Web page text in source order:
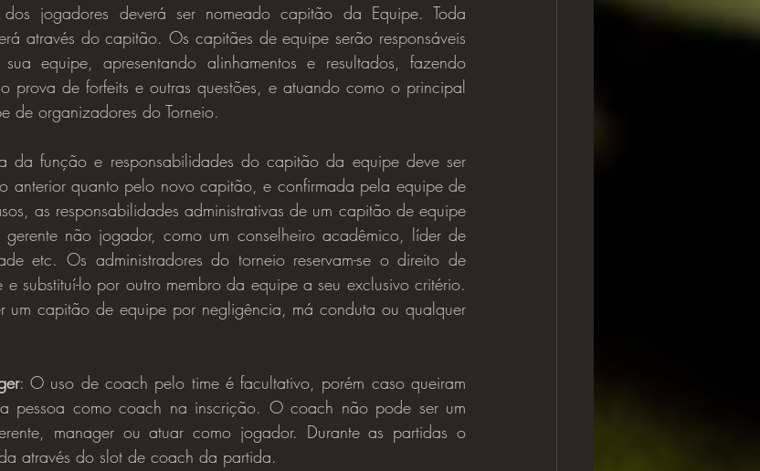
dos jogadores deverá ser nomeado capitão da Equipe. Toda
através do capitão. Os capitães de equipe serão responsáveis
equipe, apresentando alinhamentos e resultados, fazendo
prova de forfeits e outras questões, e atuando como o principal
de organizadores do Torneio.
anterior quanto pelo novo capitão, e confirmada pela equipe de
as responsabilidades administrativas de um capitão de equipe
gerente não jogador, como um conselheiro acadêmico, líder de
etc. Os administradores do torneio reservam-se o direito de
substituí-lo por outro membro da equipe a seu exclusivo critério.
um capitão de equipe por negligência, má conduta ou qualquer
: O uso de coach pelo time é facultativo, porém caso queiram
pessoa como coach na inscrição. O coach não pode ser um
manager ou atuar como jogador. Durante as partidas o
através do slot de coach da partida.